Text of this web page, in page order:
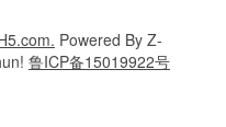
Powered By Z-
鲁ICP备15019922号